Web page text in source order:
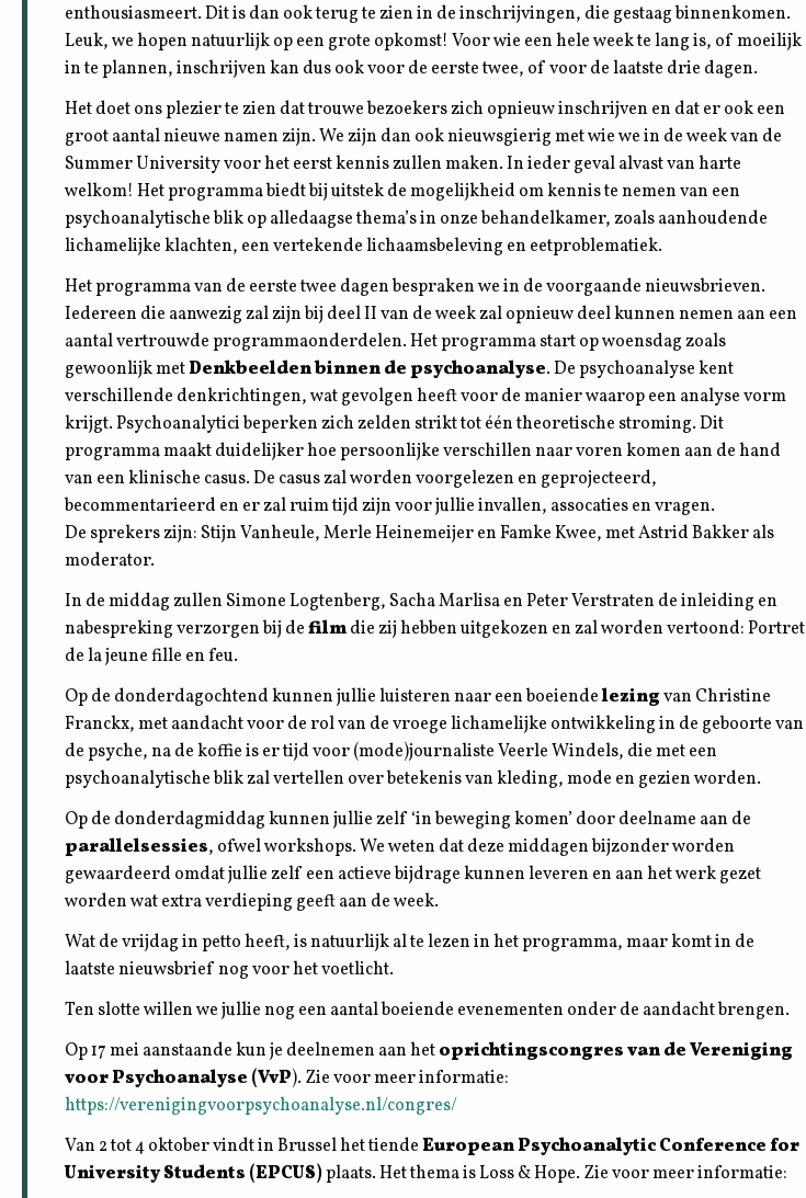
enthousiasmeert. Dit is dan ook terug te zien in de inschrijvingen, die gestaag binnenkomen.
Leuk, we hopen natuurlijk op een grote opkomst! Voor wie een hele week te lang is, of moeilijk
in te plannen, inschrijven kan dus ook voor de eerste twee, of voor de laatste drie dagen.
Het doet ons plezier te zien dat trouwe bezoekers zich opnieuw inschrijven en dat er ook een
groot aantal nieuwe namen zijn. We zijn dan ook nieuwsgierig met wie we in de week van de
Summer University voor het eerst kennis zullen maken. In ieder geval alvast van harte
welkom! Het programma biedt bij uitstek de mogelijkheid om kennis te nemen van een
psychoanalytische blik op alledaagse thema’s in onze behandelkamer, zoals aanhoudende
lichamelijke klachten, een vertekende lichaamsbeleving en eetproblematiek.
Het programma van de eerste twee dagen bespraken we in de voorgaande nieuwsbrieven.
Iedereen die aanwezig zal zijn bij deel II van de week zal opnieuw deel kunnen nemen aan een
aantal vertrouwde programmaonderdelen. Het programma start op woensdag zoals
gewoonlijk metDenkbeelden binnen de psychoanalyse. De psychoanalyse kent
verschillende denkrichtingen, wat gevolgen heeft voor de manier waarop een analyse vorm
krijgt. Psychoanalytici beperken zich zelden strikt tot één theoretische stroming. Dit
programma maakt duidelijker hoe persoonlijke verschillen naar voren komen aan de hand
van een klinische casus. De casus zal worden voorgelezen en geprojecteerd,
becommentarieerd en er zal ruim tijd zijn voor jullie invallen, assocaties en vragen.
De sprekers zijn: Stijn Vanheule, Merle Heinemeijer en Famke Kwee, met Astrid Bakker als
moderator.
In de middag zullen Simone Logtenberg, Sacha Marlisa en Peter Verstraten de inleiding en
nabespreking verzorgen bij defilmdie zij hebben uitgekozen en zal worden vertoond: Portret
de la jeune fille en feu.
Op de donderdagochtend kunnen jullie luisteren naar een boeiendelezingvan Christine
Franckx, met aandacht voor de rol van de vroege lichamelijke ontwikkeling in de geboorte van
de psyche, na de koffie is er tijd voor (mode)journaliste Veerle Windels, die met een
psychoanalytische blik zal vertellen over betekenis van kleding, mode en gezien worden.
Op de donderdagmiddag kunnen jullie zelf ‘in beweging komen’ door deelname aan de
parallelsessies, ofwel workshops. We weten dat deze middagen bijzonder worden
gewaardeerd omdat jullie zelf een actieve bijdrage kunnen leveren en aan het werk gezet
worden wat extra verdieping geeft aan de week.
Wat de vrijdag in petto heeft, is natuurlijk al te lezen in het programma, maar komt in de
laatste nieuwsbrief nog voor het voetlicht.
Ten slotte willen we jullie nog een aantal boeiende evenementen onder de aandacht brengen.
Op 17 mei aanstaande kun je deelnemen aan hetoprichtingscongres van de Vereniging
voor Psychoanalyse (VvP). Zie voor meer informatie:
https://verenigingvoorpsychoanalyse.nl/congres/
Van 2 tot 4 oktober vindt in Brussel het tiendeEuropean Psychoanalytic Conference for
University Students (EPCUS)plaats. Het thema is Loss & Hope. Zie voor meer informatie: